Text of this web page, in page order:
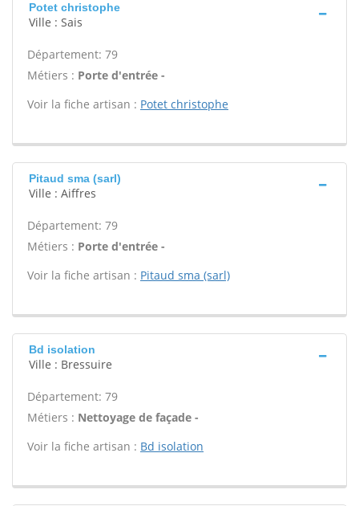
Potet christophe
Ville : Sais
Département: 79
Métiers : Porte d'entrée -
Voir la fiche artisan : Potet christophe
Pitaud sma (sarl)
Ville : Aiffres
Département: 79
Métiers : Porte d'entrée -
Voir la fiche artisan : Pitaud sma (sarl)
Bd isolation
Ville : Bressuire
Département: 79
Métiers : Nettoyage de façade -
Voir la fiche artisan : Bd isolation